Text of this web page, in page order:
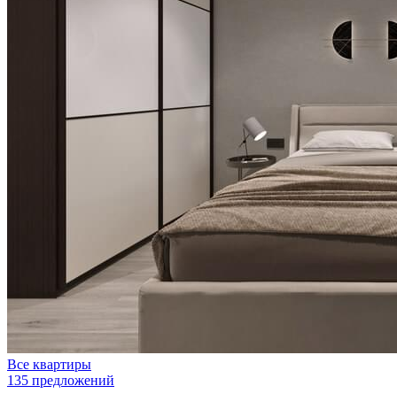
Все квартиры
135 предложений